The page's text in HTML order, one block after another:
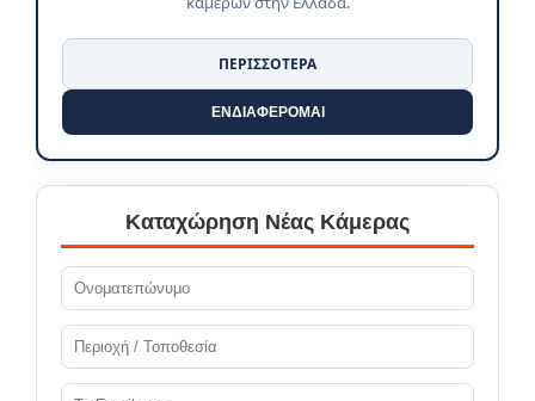
ΠΕΡΙΣΣΟΤΕΡΑ
ΕΝΔΙΑΦΕΡΟΜΑΙ
Καταχώρηση Νέας Κάμερας